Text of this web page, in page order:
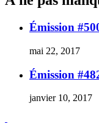
Émission
mai 22, 2017
Émission
janvier 10, 2017